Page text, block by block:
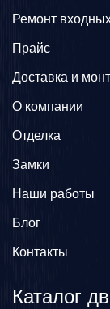
Ремонт
Прайс
Доставка и
О компании
Отделка
Замки
Наши работы
Блог
Контакты
Каталог